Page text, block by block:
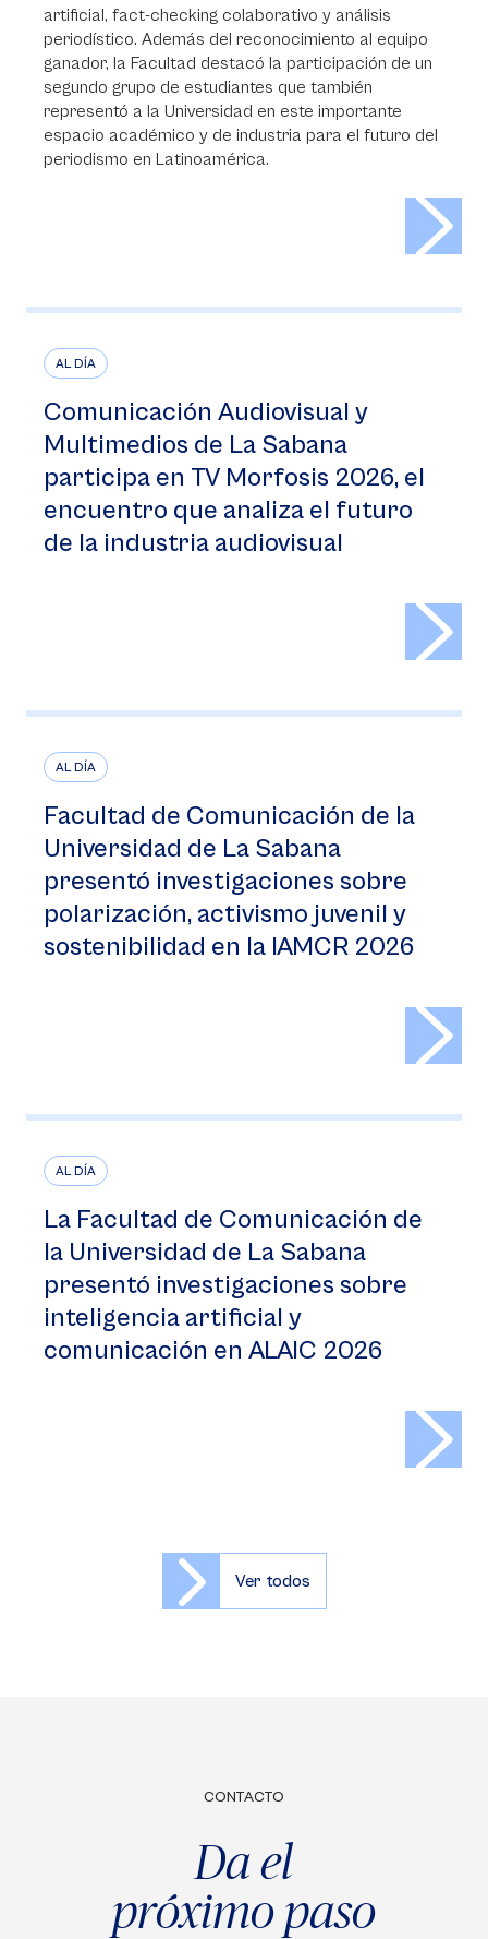
artificial, fact-checking colaborativo y análisis
periodístico. Además del reconocimiento al equipo
ganador, la Facultad destacó la participación de un
segundo grupo de estudiantes que también
representó a la Universidad en este importante
espacio académico y de industria para el futuro del
periodismo en Latinoamérica.
AL DÍA
Comunicación Audiovisual y
Multimedios de La Sabana
participa en TV Morfosis 2026, el
encuentro que analiza el futuro
de la industria audiovisual
AL DÍA
Facultad de Comunicación de la
Universidad de La Sabana
presentó investigaciones sobre
polarización, activismo juvenil y
sostenibilidad en la IAMCR 2026
AL DÍA
La Facultad de Comunicación de
la Universidad de La Sabana
presentó investigaciones sobre
inteligencia artificial y
comunicación en ALAIC 2026
Ver todos
CONTACTO
Da el
próximo paso